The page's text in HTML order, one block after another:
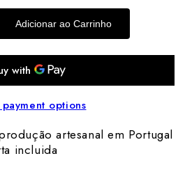
Adicionar ao Carrinho
options
artesanal em Portugal
incluida